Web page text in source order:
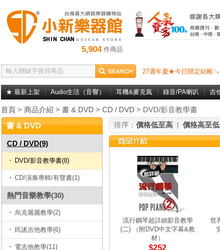
5,904件商品
27週年慶★今日限定結帳
★ 最新上架 Audio生活（音響） 耳機&麥克風 錄音/PA喇叭 吉
首頁 > 商品介紹 > 書 & DVD > CD / DVD > DVD/影音教學書
書 & DVD
CD / DVD(9)
DVD/影音教學書(8)
CD/演奏專輯/有聲書(1)
熱門音樂教學(30)
烏克麗麗教學(2)
民謠吉他教學(6)
電吉他教學(11)
排序： 價格低至高 | 價格高至低
流行鋼琴超詳細影音教學
(二) （附DVD中文字幕&教
材）
$252
世